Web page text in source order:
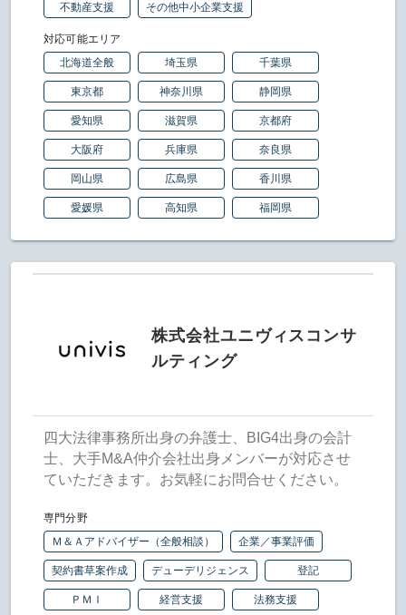
不動産支援 その他中小企業支援
対応可能エリア
北海道全般
埼玉県 千葉県
東京都 神奈川県 静岡県
愛知県 滋賀県 京都府
大阪府 兵庫県 奈良県
岡山県 広島県 香川県
愛媛県 高知県 福岡県
株式会社ユニヴィスコンサ
ルティング
四大法律事務所出身の弁護士、BIG4出身の会計
士、大手M&A仲介会社出身メンバーが対応させ
ていただきます。お気軽にお問合せください。
専門分野
Ｍ＆Ａアドバイザー（全般相談）
企業／事業評価
契約書草案作成 デューデリジェンス 登記
ＰＭＩ 経営支援 法務支援